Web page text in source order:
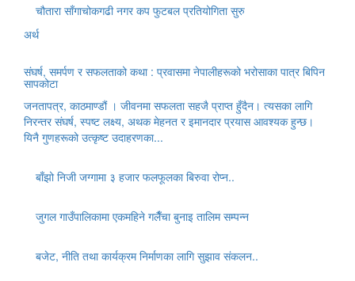
चौतारा साँगाचोकगढी नगर कप फुटबल प्रतियोगिता सुरु
अर्थ
संघर्ष, समर्पण र सफलताको कथा : प्रवासमा नेपालीहरूको भरोसाका पात्र बिपिन
सापकोटा
जनतापत्र, काठमाण्डौं । जीवनमा सफलता सहजै प्राप्त हुँदैन। त्यसका लागि
निरन्तर संघर्ष, स्पष्ट लक्ष्य, अथक मेहनत र इमानदार प्रयास आवश्यक हुन्छ।
यिनै गुणहरूको उत्कृष्ट उदाहरणका...
बाँझो निजी जग्गामा ३ हजार फलफूलका बिरुवा रोप्न..
जुगल गाउँपालिकामा एकमहिने गलैँचा बुनाइ तालिम सम्पन्न
बजेट, नीति तथा कार्यक्रम निर्माणका लागि सुझाव संकलन..